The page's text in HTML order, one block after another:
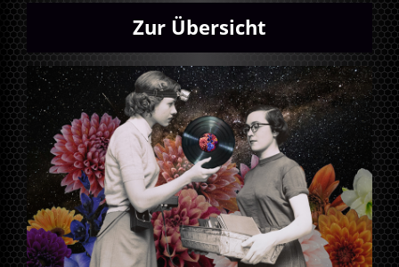
Zur Übersicht